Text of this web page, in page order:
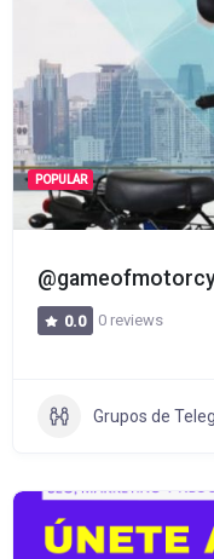
POPULAR
0.0 0 reviews
Grupos de